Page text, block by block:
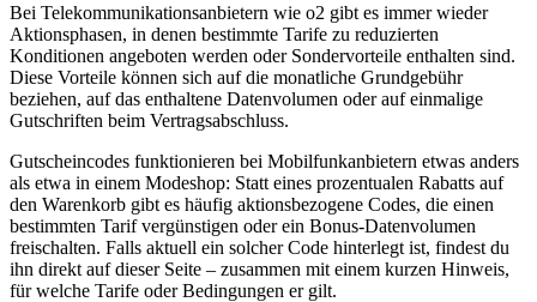
Bei Telekommunikationsanbietern wie o2 gibt es immer wieder
Aktionsphasen, in denen bestimmte Tarife zu reduzierten
Konditionen angeboten werden oder Sondervorteile enthalten sind.
Diese Vorteile können sich auf die monatliche Grundgebühr
beziehen, auf das enthaltene Datenvolumen oder auf einmalige
Gutschriften beim Vertragsabschluss.
Gutscheincodes funktionieren bei Mobilfunkanbietern etwas anders
als etwa in einem Modeshop: Statt eines prozentualen Rabatts auf
den Warenkorb gibt es häufig aktionsbezogene Codes, die einen
bestimmten Tarif vergünstigen oder ein Bonus-Datenvolumen
freischalten. Falls aktuell ein solcher Code hinterlegt ist, findest du
ihn direkt auf dieser Seite – zusammen mit einem kurzen Hinweis,
für welche Tarife oder Bedingungen er gilt.